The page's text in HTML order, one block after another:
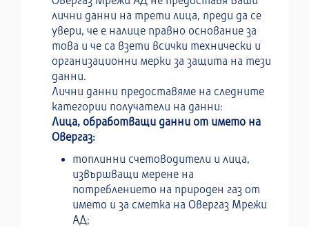
лични данни на трети лица, преди да се
увери, че е налице правно основание за
това и че са взети всички технически и
организационни мерки за защита на тези
данни.
Лични данни предоставяме на следните
категории получатели на данни:
Лица, обработващи данни от името на
Овергаз:
топлинни счетоводители и лица,
извършващи мерене на
потреблението на природен газ от
името и за сметка на Овергаз Мрежи
АД;